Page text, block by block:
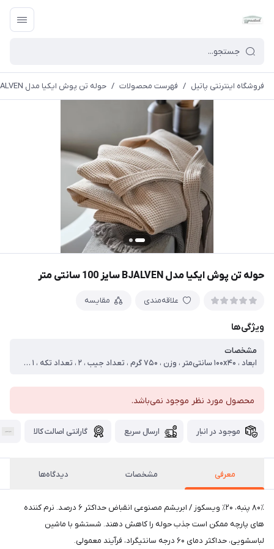
فروشگاه اینترنتی پاتیل / فهرست محصولات / حوله تن پوش ایکیا مدل BJALVEN سایز 100 سانتی متر
حوله تن پوش ایکیا مدل BJALVEN سایز 100 سانتی متر
علاقه‌مندی مقایسه
ویژگی‌ها
مشخصات
ابعاد ، ۱۰۰x۴۰ سانتی‌متر ، وزن ، ۷۵۰ گرم ، تعداد جیب ، ۲ ، تعداد تکه ، ۱ تکه ، جنس ، کتان ، سایز ، متوسط ، همراه با ، جیب
محصول مورد نظر موجود نمی‌باشد.
موجود در انبار ارسال سریع گارانتی اصالت کالا
معرفی مشخصات دیدگاه‌ها
۸۰٪ پنبه، ۲۰٪ ویسکوز / ابریشم مصنوعی انقباض حداکثر ۶ درصد. نرم کننده
های پارچه ممکن است جذب حوله را کاهش دهند. شستشو با ماشین
لباسشویی، حداکثر دمای ۶۰ درجه سانتیگراد، فرآیند معمولی.